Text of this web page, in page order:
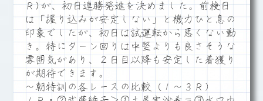
Ｒ)が、初日連勝発進を決めました。前検日
は「握り込みが安定しない」と機力ひと息の
印象でしたが、初日は試運転から悪くない動
き。特にターン回りは中堅よりも良さそうな
雰囲気があり、２日目以降も安定した着獲り
が期待できます。
～朝特訓の各レースの比較（１～３Ｒ）